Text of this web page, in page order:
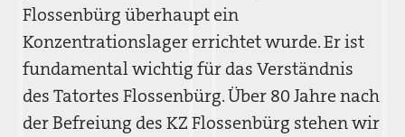
Flossenbürg überhaupt ein
Konzentrationslager errichtet wurde. Er ist
fundamental wichtig für das Verständnis
des Tatortes Flossenbürg. Über 80 Jahre nach
der Befreiung des KZ Flossenbürg stehen wir